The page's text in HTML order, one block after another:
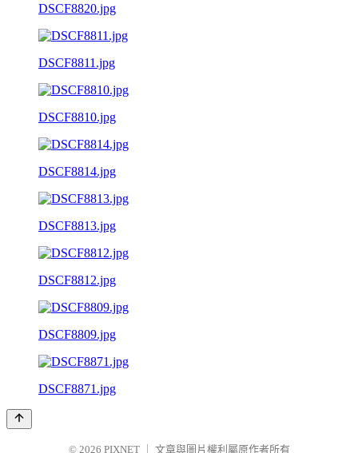
DSCF8820.jpg
DSCF8811.jpg
DSCF8810.jpg
DSCF8814.jpg
DSCF8813.jpg
DSCF8812.jpg
DSCF8809.jpg
DSCF8871.jpg
© 2026 PIXNET 文章與圖片權利屬原作者所有